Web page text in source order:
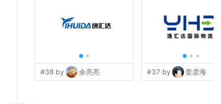
#38 by 余亮亮 #37 by 姜彦海